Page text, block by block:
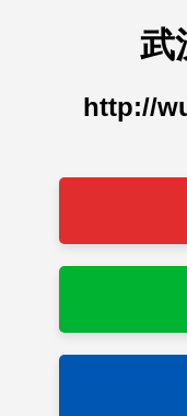
武
http://